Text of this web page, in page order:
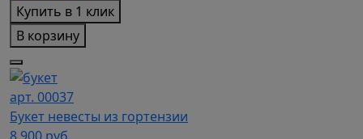
Купить в 1 клик
В корзину
арт. 00037
Букет невесты из гортензии